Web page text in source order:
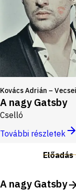
Kovács Adrián –
A nagy Gatsby
Cselló
További részletek
A nagy Gatsby